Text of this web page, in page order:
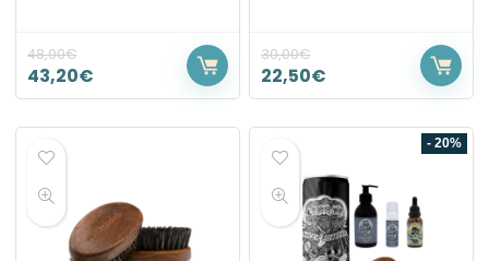
48,00€
43,20€
30,00€
22,50€
- 20%